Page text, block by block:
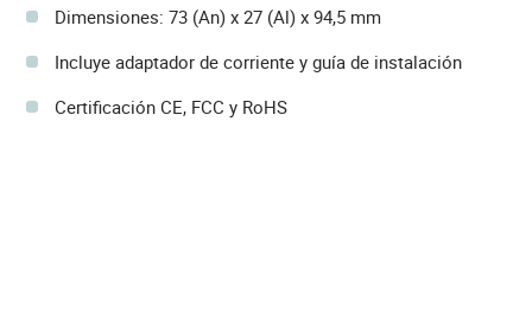
Dimensiones: 73 (An) x 27 (Al) x 94,5 mm
Incluye adaptador de corriente y guía de instalación
Certificación CE, FCC y RoHS